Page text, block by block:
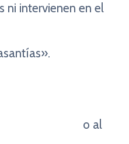
ni intervienen en el
o al